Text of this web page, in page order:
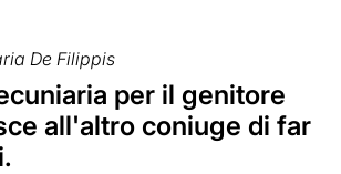
De Filippis
per il genitore
all'altro coniuge di far